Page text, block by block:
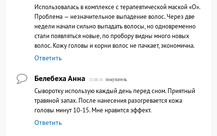
Использовалась в комплексе с терапевтической маской «О».
Проблема — незначительное выпадение волос. Через две
недели начали сильно выпадать волосы, но одновременно
стали появляться новые, по пробору видны много новых
волос. Кожу головы и корни волос не пачкает, экономична.
Ответить
Белебеха Анна 15.08.16 покупатель
Сыворотку использую каждый день перед сном. Приятный
травяной запах. После нанесения разогревается кожа
головы минут 10-15. Мне нравится эффект.
Ответить